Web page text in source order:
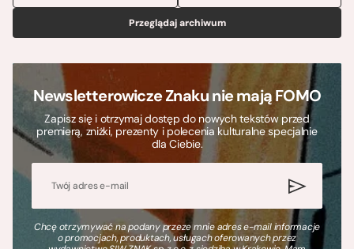
Przeglądaj archiwum
Newsletterowicze Znaku nie mają FOMO
Zapisz się i otrzymaj dostęp do nowych tekstów przed
premierą, zniżki, prezenty i polecenia kulturalne specjalnie
dla Ciebie.
Chcę otrzymywać na podany przeze mnie adres e-mail informacje
o promocjach, produktach, usługach oferowanych przez